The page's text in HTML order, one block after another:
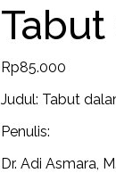
Rp85.000
Judul: Tabut
Penulis:
Dr. Adi Asmara,